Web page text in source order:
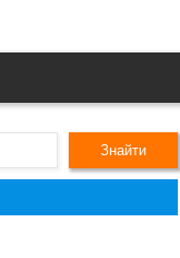
Знайти